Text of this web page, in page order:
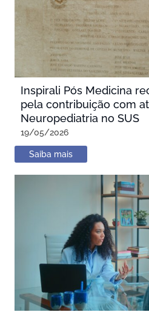
Inspirali Pós Medicina
pela contribuição com
Neuropediatria no SUS
19/05/2026
Saiba mais